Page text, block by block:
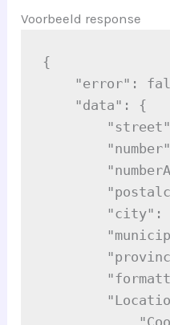
Voorbeeld response
{
"error":
    "data": {
"city":